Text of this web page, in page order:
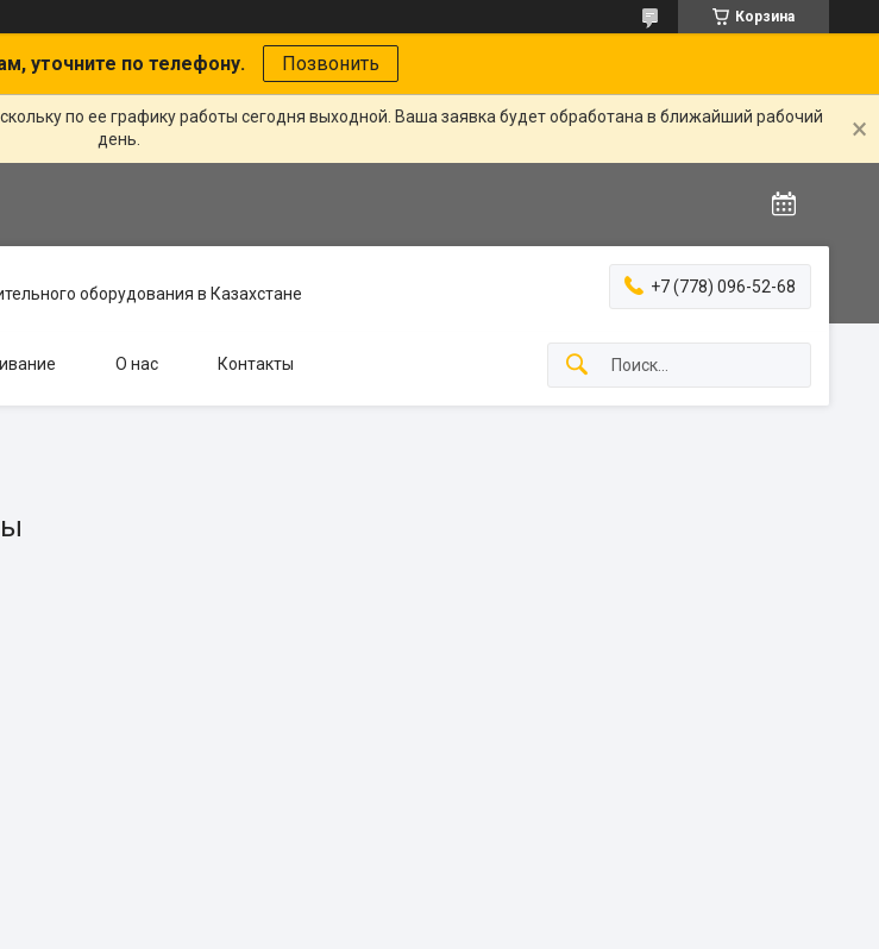
Корзина
уточните по телефону. Позвонить
по ее графику работы сегодня выходной. Ваша заявка будет обработана в ближайший рабочий
день.
оборудования в Казахстане +7 (778) 096-52-68
О нас Контакты